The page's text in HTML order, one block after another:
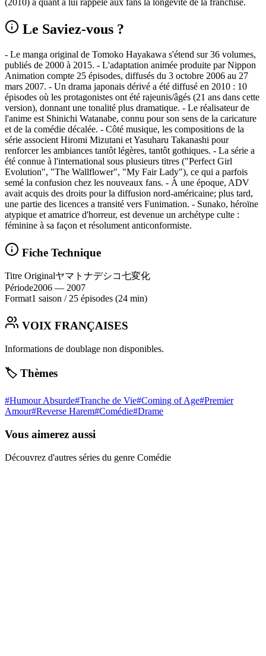
(2010) a quant à lui rappelé aux fans la longévité de la franchise.
Le Saviez-vous ?
- Le manga original de Tomoko Hayakawa s'étend sur 36 volumes,
publiés de 2000 à 2015. - L'adaptation animée produite par Nippon
Animation compte 25 épisodes, diffusés du 3 octobre 2006 au 27
mars 2007. - Un drama japonais dérivé a été diffusé en 2010 : 10
épisodes où les protagonistes ont été rajeunis/âgés (21 ans dans cette
version), donnant une tonalité plus dramatique. - Le réalisateur de
l'anime est Shinichi Watanabe, connu pour son sens de la caricature
et de la comédie décalée. - Côté musique, les compositions de la
série associent Hiromi Mizutani et Yasuharu Takanashi pour
renforcer les ambiances tantôt légères, tantôt gothiques. - La série a
été connue à l'international sous plusieurs titres ("Perfect Girl
Evolution", "The Wallflower", "My Fair Lady"), ce qui a parfois
semé la confusion chez les nouveaux fans. - À une époque, ADV
avait acquis des droits pour la diffusion nord-américaine; plus tard,
une partie des licences a transité vers Funimation. - Sunako, héroïne
atypique et amatrice d'horreur, est devenue un archétype culte :
féminine à sa façon et résolument anticonformiste.
Fiche Technique
Titre Originalヤマトナデシコ七変化
Période2006 — 2007
Format1 saison / 25 épisodes (24 min)
VOIX FRANÇAISES
Informations de doublage non disponibles.
🏷️ Thèmes
#Humour Absurde#Tranche de Vie#Coming of Age#Premier
Amour#Reverse Harem#Comédie#Drame
Vous aimerez aussi
Découvrez d'autres séries du genre Comédie